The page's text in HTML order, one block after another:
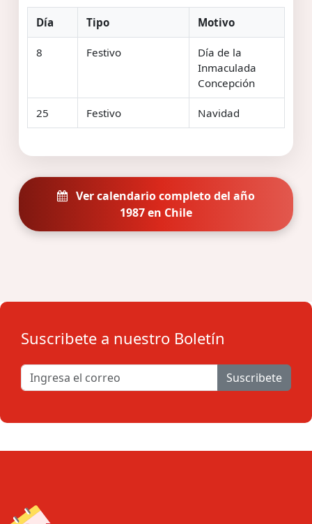
Día Tipo Motivo
8 Festivo
Día de la
Inmaculada
Concepción
25 Festivo Navidad
Ver calendario completo del año
1987 en Chile
Suscribete a nuestro Boletín
Suscribete